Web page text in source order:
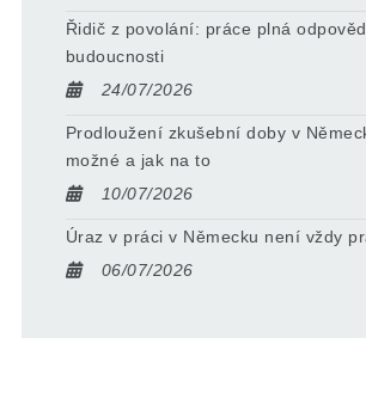
Řidič z povolání: práce plná
budoucnosti
24/07/2026
Prodloužení zkušební doby v
možné a jak na to
10/07/2026
Úraz v práci v Německu není vždy
06/07/2026